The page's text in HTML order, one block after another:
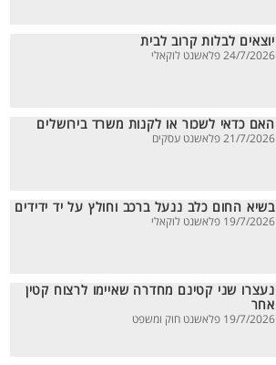
יוצאים לבלות קרוב לבית
24/7/2026 פלאשנט לוקאלי
האם כדאי לשכור או לקנות משרד בירושלים
21/7/2026 פלאשנט עסקים
בשיא החום כלב ננעל ברכב וחולץ על יד ידידים
19/7/2026 פלאשנט לוקאלי
נעצרו שני קטינם מחדרה שאיימו לרצוח קטין
אחר
19/7/2026 פלאשנט חוק ומשפט